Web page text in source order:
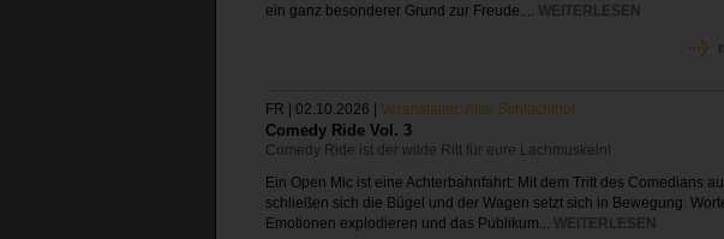
ein ganz besonderer Grund zur Freude.... WEITERLESEN
FR | 02.10.2026 |Veranstalter: Alter Schlachthof
Comedy Ride Vol. 3
Comedy Ride ist der wilde Ritt für eure Lachmuskeln!
Ein Open Mic ist eine Achterbahnfahrt: Mit dem Tritt des Comedians
schließen sich die Bügel und der Wagen setzt sich in Bewegung.
Emotionen explodieren und das Publikum... WEITERLESEN